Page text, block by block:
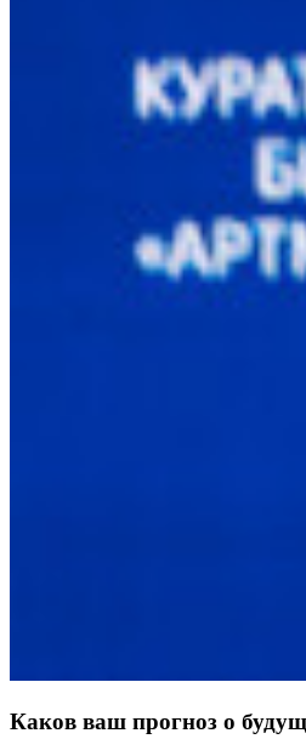
Каков ваш прогноз о